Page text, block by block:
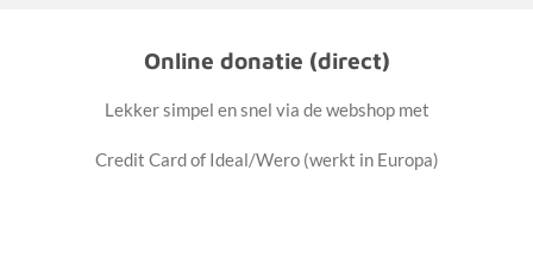
Online donatie (direct)
Lekker simpel en snel via de webshop met
Credit Card of Ideal/Wero (werkt in Europa)